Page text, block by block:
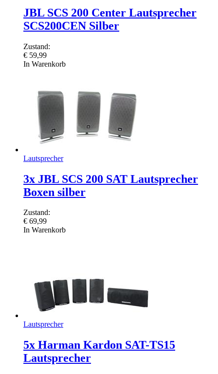
JBL SCS 200 Center Lautsprecher
SCS200CEN Silber
Zustand:
€ 59,99
In Warenkorb
Lautsprecher
3x JBL SCS 200 SAT Lautsprecher
Boxen silber
Zustand:
€ 69,99
In Warenkorb
Lautsprecher
5x Harman Kardon SAT-TS15
Lautsprecher